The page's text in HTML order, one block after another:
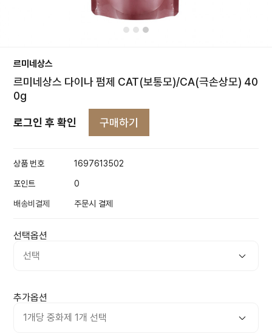
르미네상스
르미네상스 다이나 펌제 CAT(보통모)/CA(극손상모) 40
0g
로그인 후 확인 구매하기
상품 번호 1697613502
포인트 0
배송비결제 주문시 결제
선택옵션
추가옵션